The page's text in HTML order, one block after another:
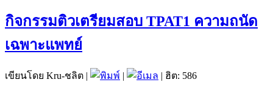
กิจกรรมติวเตรียมสอบ TPAT1 ความถนัด
เฉพาะแพทย์
เขียนโดย Kru-ชลิต | ฮิต: 586